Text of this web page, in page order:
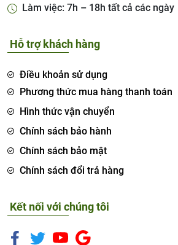
Làm việc: 7h – 18h tất cả các ngày
Hỗ trợ khách hàng
Điều khoản sử dụng
Phương thức mua hàng thanh toán
Hình thức vận chuyển
Chính sách bảo hành
Chính sách bảo mật
Chính sách đổi trả hàng
Kết nối với chúng tôi